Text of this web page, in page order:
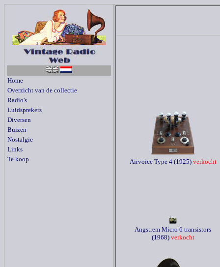
Home
Overzicht van de collectie
Radio's
Luidsprekers
Diversen
Buizen
Nostalgie
Links
Te koop
Airvoice Type 4 (1925)verkocht
Angstrem Micro 6 transistors
(1968) verkocht